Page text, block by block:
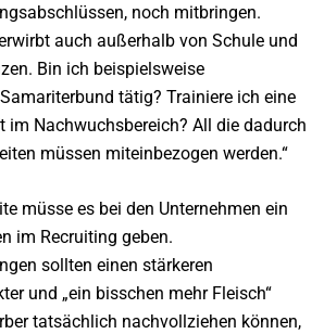
noch mitbringen.
auch außerhalb von Schule und
Bin ich beispielsweise
tätig? Trainiere ich eine
Nachwuchsbereich? All die dadurch
müssen miteinbezogen werden.“
müsse es bei den Unternehmen ein
im Recruiting geben.
sollten einen stärkeren
und „ein bisschen mehr Fleisch“
tatsächlich nachvollziehen können,